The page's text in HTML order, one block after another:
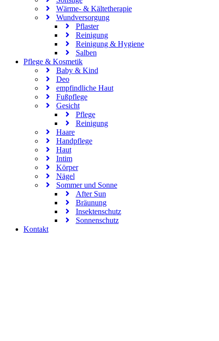
Wärme- & Kältetherapie
Wundversorgung
Pflaster
Reinigung
Reinigung & Hygiene
Salben
Pflege & Kosmetik
Baby & Kind
Deo
empfindliche Haut
Fußpflege
Gesicht
Pflege
Reinigung
Haare
Handpflege
Haut
Intim
Körper
Nägel
Sommer und Sonne
After Sun
Bräunung
Insektenschutz
Sonnenschutz
Kontakt